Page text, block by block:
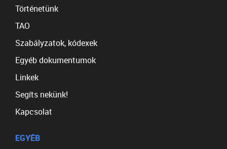
Történetünk
TAO
Szabályzatok, kódexek
Egyéb dokumentumok
Linkek
Segíts nekünk!
Kapcsolat
EGYÉB